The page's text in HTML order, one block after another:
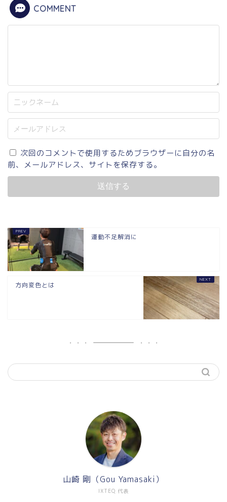
COMMENT
次回のコメントで使用するためブラウザーに自分の名
前、メールアドレス、サイトを保存する。
運動不足解消に
方向変色とは
IXTEQ 代表
山崎 剛（Gou Yamasaki）